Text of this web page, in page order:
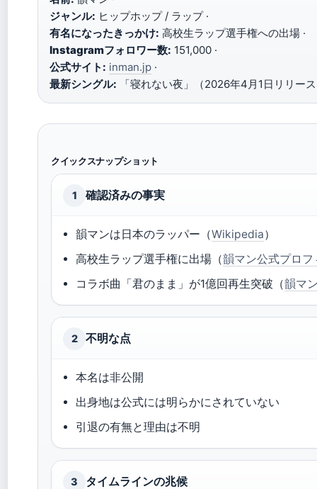
ジャンル: ヒップホップ / ラップ ·
有名になったきっかけ: 高校生ラップ選手権への出場 ·
Instagramフォロワー数: 151,000 ·
公式サイト: inman.jp ·
最新シングル: 「寝れない夜」（2026年4月1日リリー
クイックスナップショット
1 確認済みの事実
韻マンは日本のラッパー（Wikipedia）
高校生ラップ選手権に出場（韻マン公式プロフ
コラボ曲「君のまま」が1億回再生突破（韻マ
2 不明な点
本名は非公開
出身地は公式には明らかにされていない
引退の有無と理由は不明
3 タイムラインの兆候